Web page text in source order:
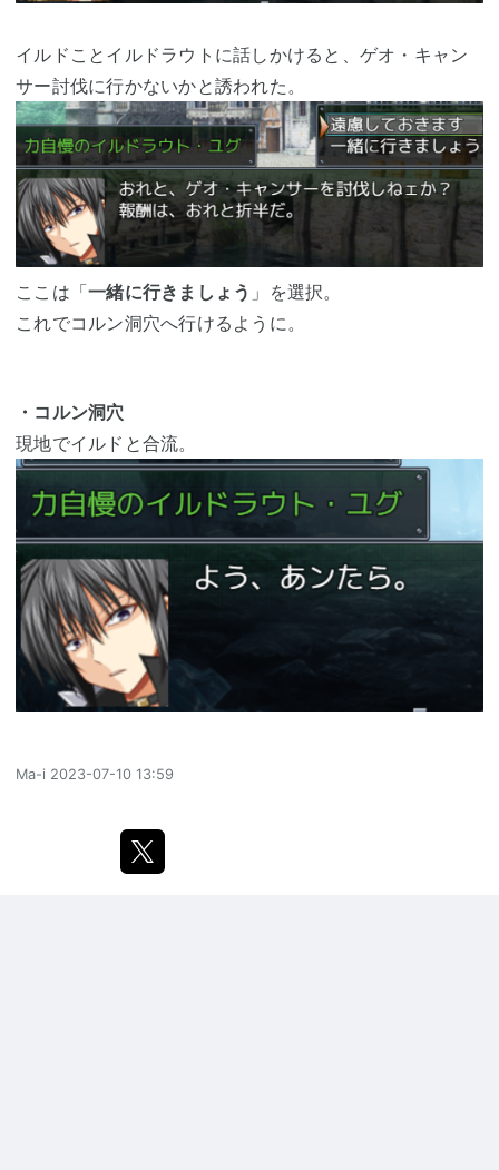
イルドことイルドラウトに話しかけると、ゲオ・キャン
サー討伐に行かないかと誘われた。
ここは「一緒に行きましょう 」を選択。
これでコルン洞穴へ行けるように。
・コルン洞穴
現地でイルドと合流。
Ma-i 2023-07-10 13:59